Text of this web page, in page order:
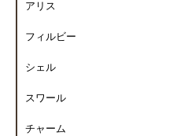
アリス
フィルビー
シェル
スワール
チャーム